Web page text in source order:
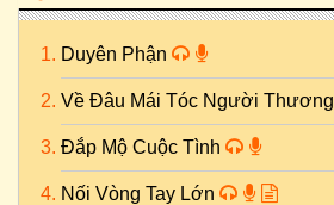
Duyên Phận
Về Đâu Mái Tóc Người Thương
Đắp Mộ Cuộc Tình
Nối Vòng Tay Lớn